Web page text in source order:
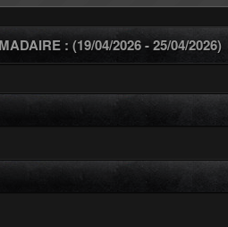
: (19/04/2026 - 25/04/2026)